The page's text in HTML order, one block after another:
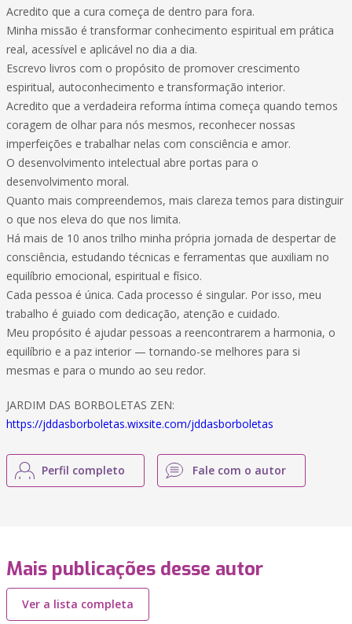
Acredito que a cura começa de dentro para fora.
Minha missão é transformar conhecimento espiritual em prática
real, acessível e aplicável no dia a dia.
Escrevo livros com o propósito de promover crescimento
espiritual, autoconhecimento e transformação interior.
Acredito que a verdadeira reforma íntima começa quando temos
coragem de olhar para nós mesmos, reconhecer nossas
imperfeições e trabalhar nelas com consciência e amor.
O desenvolvimento intelectual abre portas para o
desenvolvimento moral.
Quanto mais compreendemos, mais clareza temos para distinguir
o que nos eleva do que nos limita.
Há mais de 10 anos trilho minha própria jornada de despertar de
consciência, estudando técnicas e ferramentas que auxiliam no
equilíbrio emocional, espiritual e físico.
Cada pessoa é única. Cada processo é singular. Por isso, meu
trabalho é guiado com dedicação, atenção e cuidado.
Meu propósito é ajudar pessoas a reencontrarem a harmonia, o
equilíbrio e a paz interior — tornando-se melhores para si
mesmas e para o mundo ao seu redor.
JARDIM DAS BORBOLETAS ZEN:
https://jddasborboletas.wixsite.com/jddasborboletas
Perfil completo Fale com o autor
Mais publicações desse autor
Ver a lista completa